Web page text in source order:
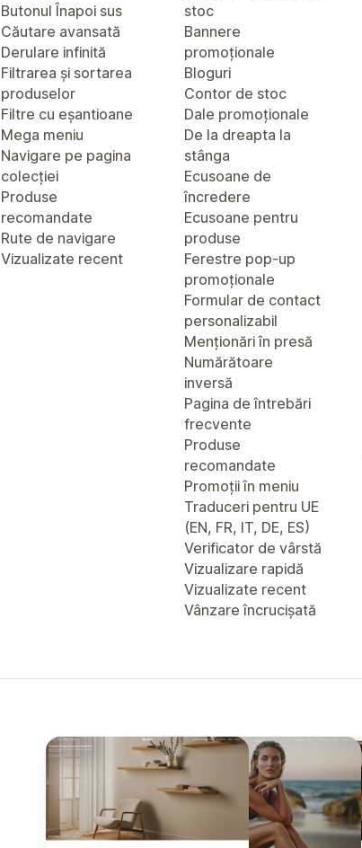
Butonul Înapoi sus
Căutare avansată
Derulare infinită
Filtrarea și sortarea
produselor
Filtre cu eșantioane
Mega meniu
Navigare pe pagina
colecției
Produse
recomandate
Rute de navigare
Vizualizate recent
stoc
Bannere
promoționale
Bloguri
Contor de stoc
Dale promoționale
De la dreapta la
stânga
Ecusoane de
încredere
Ecusoane pentru
produse
Ferestre pop-up
promoționale
Formular de contact
personalizabil
Menționări în presă
Numărătoare
inversă
Pagina de întrebări
frecvente
Produse
recomandate
Promoții în meniu
Traduceri pentru UE
(EN, FR, IT, DE, ES)
Verificator de vârstă
Vizualizare rapidă
Vizualizate recent
Vânzare încrucișată